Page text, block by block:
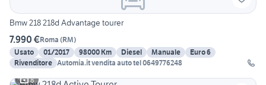
Bmw 218 218d Advantage tourer
7.990 €Roma (RM)
Usato
01/2017 98000 Km Diesel Manuale
Euro 6
Rivenditore Automia.it vendita auto tel 0649776248
8